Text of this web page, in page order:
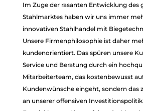
LEIDENSCHAFT
FÜR STAHL
LEIDENSCHAFT
FÜR STAHL
Im Zuge der rasanten Entwicklung des
Stahlmarktes haben wir uns immer
innovativen Stahlhandel mit
Unsere Firmenphilosophie ist daher
kundenorientiert. Das spüren unsere
Service und Beratung durch ein
Mitarbeiterteam, das kostenbewusst
Kundenwünsche eingeht, sondern das
an unserer offensiven